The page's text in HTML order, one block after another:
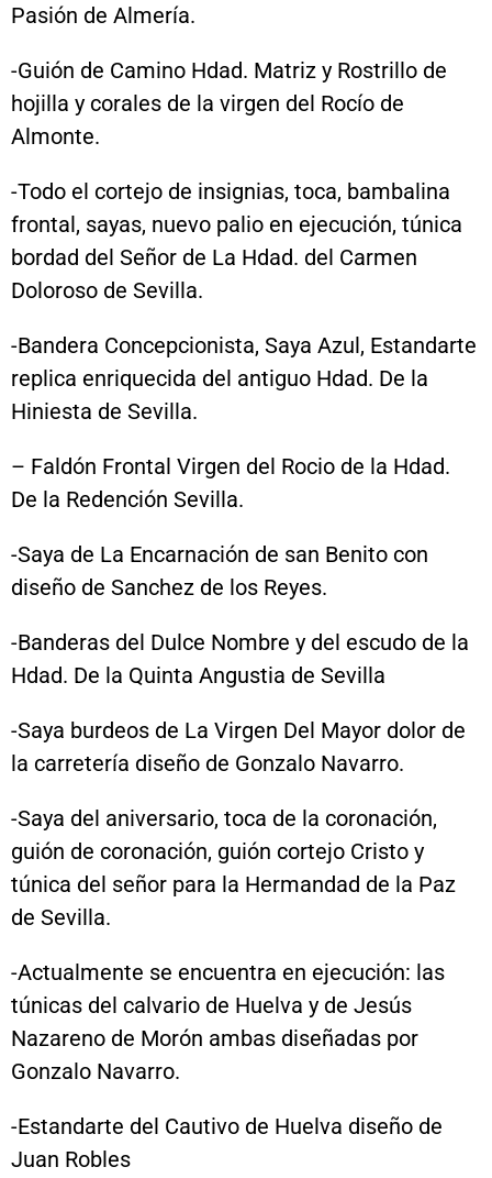
Pasión de Almería.
-Guión de Camino Hdad. Matriz y Rostrillo de
hojilla y corales de la virgen del Rocío de
Almonte.
-Todo el cortejo de insignias, toca, bambalina
frontal, sayas, nuevo palio en ejecución, túnica
bordad del Señor de La Hdad. del Carmen
Doloroso de Sevilla.
-Bandera Concepcionista, Saya Azul, Estandarte
replica enriquecida del antiguo Hdad. De la
Hiniesta de Sevilla.
– Faldón Frontal Virgen del Rocio de la Hdad.
De la Redención Sevilla.
-Saya de La Encarnación de san Benito con
diseño de Sanchez de los Reyes.
-Banderas del Dulce Nombre y del escudo de la
Hdad. De la Quinta Angustia de Sevilla
-Saya burdeos de La Virgen Del Mayor dolor de
la carretería diseño de Gonzalo Navarro.
-Saya del aniversario, toca de la coronación,
guión de coronación, guión cortejo Cristo y
túnica del señor para la Hermandad de la Paz
de Sevilla.
-Actualmente se encuentra en ejecución: las
túnicas del calvario de Huelva y de Jesús
Nazareno de Morón ambas diseñadas por
Gonzalo Navarro.
-Estandarte del Cautivo de Huelva diseño de
Juan Robles